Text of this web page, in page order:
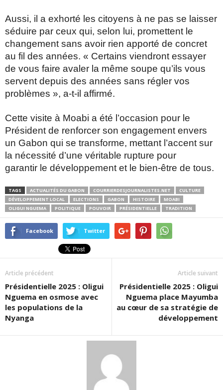
Aussi, il a exhorté les citoyens à ne pas se laisser
séduire par ceux qui, selon lui, promettent le
changement sans avoir rien apporté de concret
au fil des années. « Certains viendront essayer
de vous faire avaler la même soupe qu’ils vous
servent depuis des années sans régler vos
problèmes », a-t-il affirmé.
Cette visite à Moabi a été l’occasion pour le
Président de renforcer son engagement envers
un Gabon qui se transforme, mettant l’accent sur
la nécessité d’une véritable rupture pour
garantir le développement et le bien-être de tous.
TAGS ACTUALITÉS DU GABON COURRIERDESJOURNALISTES.NET
CULTURE
DÉVELOPPEMENT LOCAL
ELECTIONS GABON HISTOIRE
MOABI
OLIGUI NGUEMA
POLITIQUE POUVOIR PRÉSIDENTIELLE TRADITION
Facebook Twitter
Article précédent
Présidentielle 2025 : Oligui
Nguema en osmose avec
les populations de la
Nyanga
Article suivant
Présidentielle 2025 : Oligui
Nguema place Mayumba
au cœur de sa stratégie de
développement